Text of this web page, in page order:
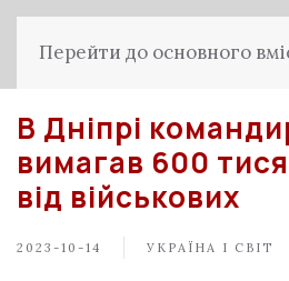
Перейти до основного
В Дніпрі
вимагав 600
від військових
2023-10-14 УКРАЇНА І СВІТ